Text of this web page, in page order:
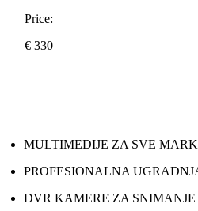
Price:
€ 330
MULTIMEDIJE ZA SVE
PROFESIONALNA
DVR KAMERE ZA